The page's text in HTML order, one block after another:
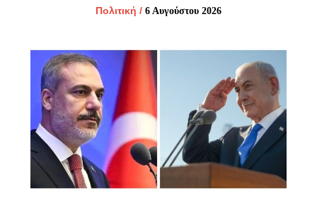
Πολιτική / 6 Αυγούστου 2026